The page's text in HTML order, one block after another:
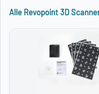
Alle Revopoint 3D